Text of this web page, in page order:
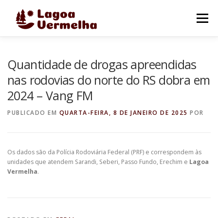
Menu
FALE CONOSCO
Quantidade de drogas apreendidas
nas rodovias do norte do RS dobra em
2024 – Vang FM
PUBLICADO EM QUARTA-FEIRA, 8 DE JANEIRO DE 2025 POR
Os dados são da Polícia Rodoviária Federal (PRF) e correspondem às
unidades que atendem Sarandi, Seberi, Passo Fundo, Erechim e Lagoa
Vermelha.